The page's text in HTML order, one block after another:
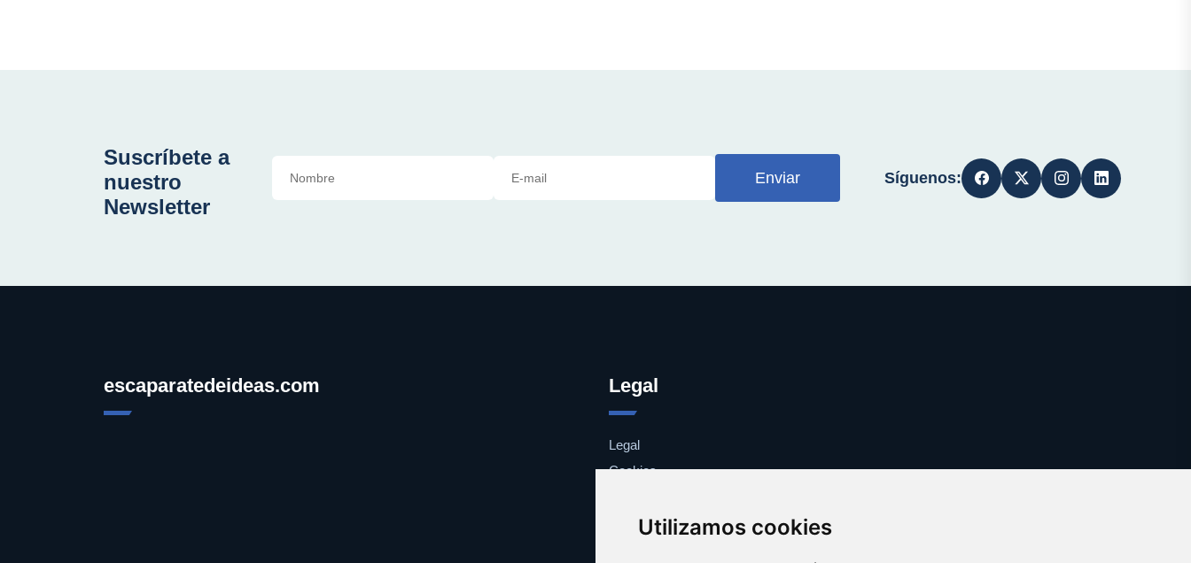
Utilizamos cookies
Suscríbete a
nuestro
Newsletter
Enviar Síguenos:
escaparatedeideas.com Legal
Legal
Cookies